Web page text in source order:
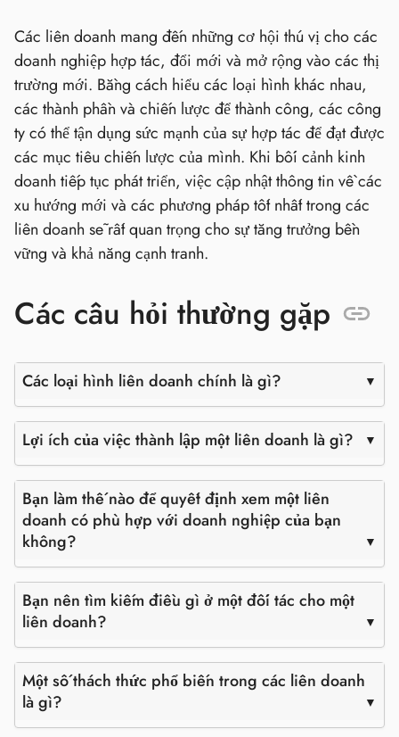
Các liên doanh mang đến những cơ hội thú vị cho các
doanh nghiệp hợp tác, đổi mới và mở rộng vào các thị
trường mới. Bằng cách hiểu các loại hình khác nhau,
các thành phần và chiến lược để thành công, các công
ty có thể tận dụng sức mạnh của sự hợp tác để đạt được
các mục tiêu chiến lược của mình. Khi bối cảnh kinh
doanh tiếp tục phát triển, việc cập nhật thông tin về các
xu hướng mới và các phương pháp tốt nhất trong các
liên doanh sẽ rất quan trọng cho sự tăng trưởng bền
vững và khả năng cạnh tranh.
Các câu hỏi thường gặp
Các loại hình liên doanh chính là gì?
Lợi ích của việc thành lập một liên doanh là gì?
Bạn làm thế nào để quyết định xem một liên
doanh có phù hợp với doanh nghiệp của bạn
không?
Bạn nên tìm kiếm điều gì ở một đối tác cho một
liên doanh?
Một số thách thức phổ biến trong các liên doanh
là gì?